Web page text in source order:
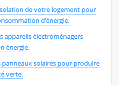
de votre logement pour
d’énergie.
appareils électroménagers
énergie.
panneaux solaires pour produire
verte.